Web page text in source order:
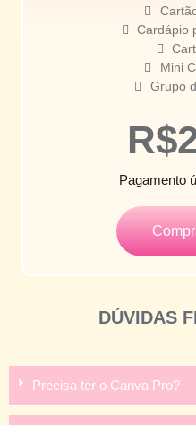
Cardápio
Mini
Grupo
Pagamento
DÚVIDAS
Precisa ter o Canva Pro?